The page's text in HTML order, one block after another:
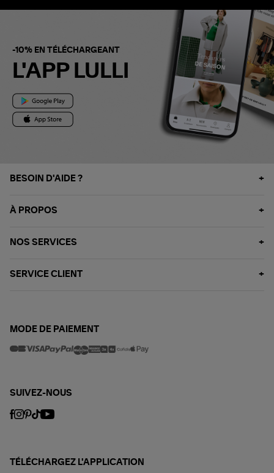
-10% EN TÉLÉCHARGEANT
L'APP LULLI
BESOIN D'AIDE ?
À PROPOS
NOS SERVICES
SERVICE CLIENT
MODE DE PAIEMENT
SUIVEZ-NOUS
TÉLÉCHARGEZ L'APPLICATION